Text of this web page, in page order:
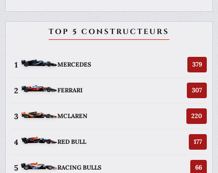
TOP 5 CONSTRUCTEURS
1 MERCEDES 379
2 FERRARI 307
3 MCLAREN 220
4 RED BULL 177
5 RACING BULLS 66